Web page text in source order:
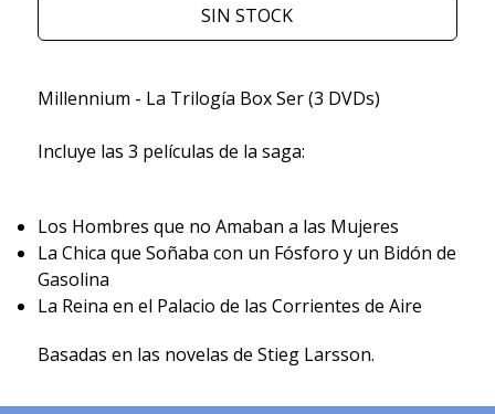
SIN STOCK
Millennium - La Trilogía Box Ser (3 DVDs)
Incluye las 3 películas de la saga:
Los Hombres que no Amaban a las Mujeres
La Chica que Soñaba con un Fósforo y un Bidón de
Gasolina
La Reina en el Palacio de las Corrientes de Aire
Basadas en las novelas de Stieg Larsson.